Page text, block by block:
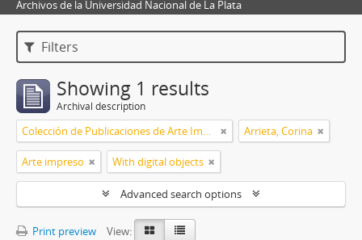
Archivos de la Universidad Nacional de La Plata
Filters
Showing 1 results
Archival description
Colección de Publicaciones de Arte Impreso Arrieta, Corina
Arte impreso With digital objects
Advanced search options
Print preview
View: